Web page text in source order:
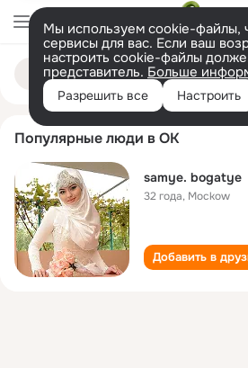
Мы используем cookie-файлы,
сервисы для вас. Если ваш
настроить cookie-файлы
представитель. Больше
Разрешить все Настроить
Поиск
samye bogatye
Популярные люди в ОК
samye. bogatye
32 года, Mockow
Добавить в